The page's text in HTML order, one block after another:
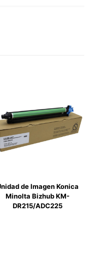
de Imagen Konica
Minolta Bizhub KM-
DR215/ADC225